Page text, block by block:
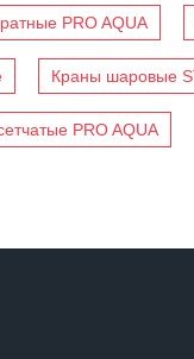
PRO AQUA
Краны шаровые
PRO AQUA